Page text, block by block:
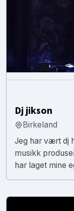
Dj jikson
Birkeland
Jeg har vært dj
musikk
har laget mine